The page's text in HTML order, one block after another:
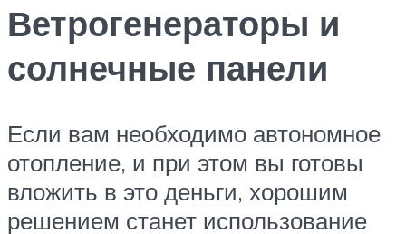
Ветрогенераторы и
солнечные панели
Если вам необходимо автономное
отопление, и при этом вы готовы
вложить в это деньги, хорошим
решением станет использование